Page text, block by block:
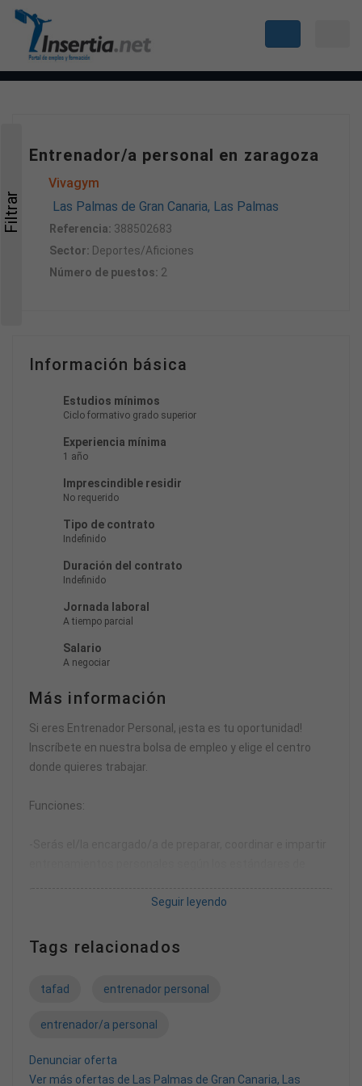
Entrenador/a personal en zaragoza
Vivagym
Las Palmas de Gran Canaria, Las Palmas
Referencia: 388502683
Sector: Deportes/Aficiones
Número de puestos: 2
Información básica
Estudios mínimos
Ciclo formativo grado superior
Experiencia mínima
1 año
Imprescindible residir
No requerido
Tipo de contrato
Indefinido
Duración del contrato
Indefinido
Jornada laboral
A tiempo parcial
Salario
A negociar
Más información
Si eres Entrenador Personal, ¡esta es tu oportunidad!
Inscríbete en nuestra bolsa de empleo y elige el centro
donde quieres trabajar.
Funciones:
aumentando la motivación y contribuyendo a su diversión.
- Captación de clientes al servicio de entrenamiento
- TAFAD (técnico/a Actividades Física, Animación y
- Licenciatura/Graduado en CAFYD.
Seguir leyendo
Tags relacionados
tafad entrenador personal
entrenador/a personal
Denunciar oferta
Ver más ofertas de Las Palmas de Gran Canaria, Las
Filtrar